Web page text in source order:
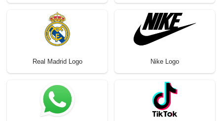
Real Madrid Logo Nike Logo